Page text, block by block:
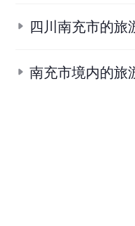
四川南充市的旅
南充市境内的旅